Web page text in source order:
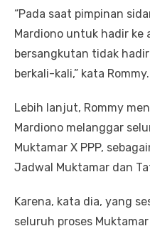
“Pada saat pimpinan
Mardiono untuk hadir ke
bersangkutan tidak
berkali-kali,” kata Rommy.
Lebih lanjut, Rommy
Mardiono melanggar
Muktamar X PPP,
Jadwal Muktamar dan
Karena, kata dia, yang
seluruh proses